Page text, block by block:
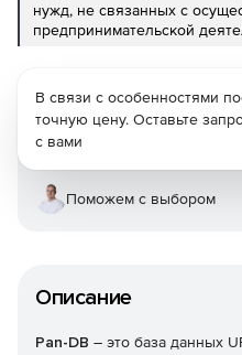
нужд, не связанных с
предпринимательской
Описание
Pan-DB – это база данных
В связи с особенностями
точную цену. Оставьте
с вами
Поможем с выбором